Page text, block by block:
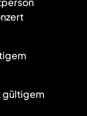
gültigem